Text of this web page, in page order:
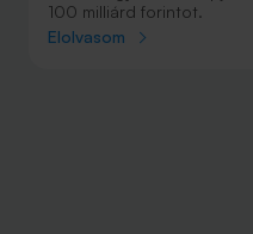
100 milliárd forintot.
Elolvasom